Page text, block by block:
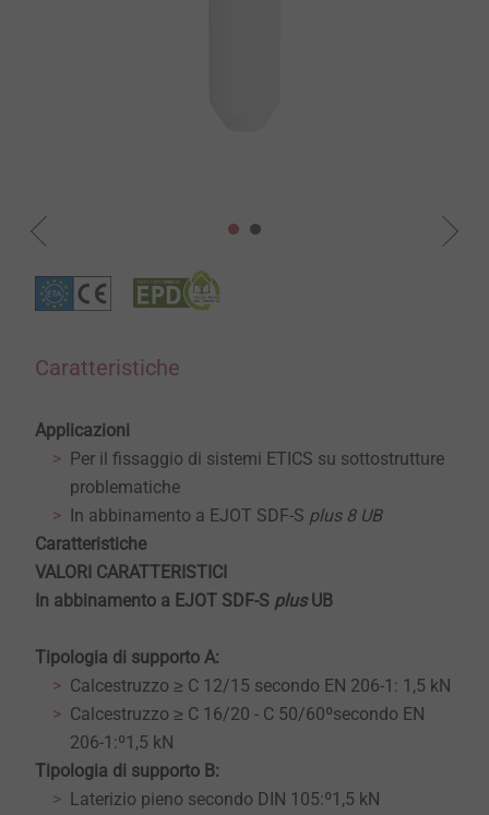
Caratteristiche
Applicazioni
Per il fissaggio di sistemi ETICS su sottostrutture
problematiche
In abbinamento a EJOT SDF-S plus 8 UB
Caratteristiche
VALORI CARATTERISTICI
In abbinamento a EJOT SDF-S plusUB
Tipologia di supporto A:
Calcestruzzo ≥ C 12/15 secondo EN 206-1: 1,5 kN
Calcestruzzo ≥ C 16/20 - C 50/60ºsecondo EN
206-1:º1,5 kN
Tipologia di supporto B:
Laterizio pieno secondo DIN 105:º1,5 kN